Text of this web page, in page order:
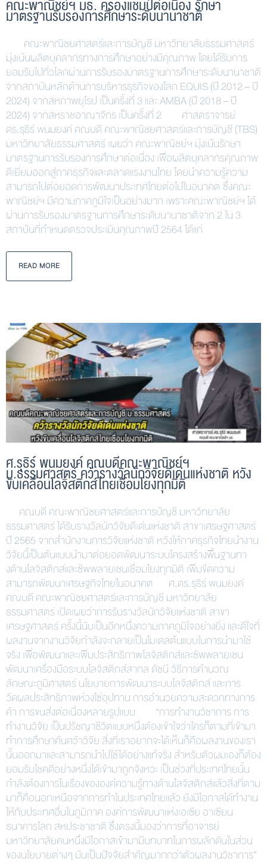
คณะพาณิชย์ฯ มธ. ครองแชมป์ต่อเนื่อง รักษา
มาตรฐานรับรองการศึกษาระดับนานาชาติ
คณะพาณิชยศาสตร์และการบัญชี มหาวิทยาลัยธรรมศาสตร์
มุ่งเน้นผลิตบุคลากรทางการศึกษาอย่างมีคุณภาพ โดยได้รับการ
ยอมรับไปทั่วโลกผ่านการรับรองมาตรฐานการศึกษาระดับนานาชาติ
จากสถาบันหลักด้านการบริหารธุรกิจของโลก EQUIS (ปี 2012 – ปี
2024) จากสหภาพยุโรป เป็นครั้งที่ 3 และ AMBA (ปี 2018 – ปี
2024) จากสหราชอาณาจักร เป็นครั้งที่ 2 ศาสตราจารย์
ดร.รุธิร์ พนมยงค์ คณบดี คณะพาณิชยศาสตร์และการบัญชี (TBS)
มหาวิทยาลัยธรรมศาสตร์ เผยว่า คณะพาณิชย์ฯ มุ่งเน้นรักษา
มาตรฐานการรับรองการศึกษาต่อเนื่อง เพื่อผลิตบุคลากรคุณภาพ
ดีเยี่ยมออกสู่ภาคธุรกิจและตลาดแรงงานไทย โดยนำความรู้ความ
สามารถไปต่อยอดการพัฒนาประเทศไทยต่อไปในอนาคต ซึ่งคณะ
พาณิชย์ฯ มีความภาคภูมิใจเป็นอย่างมาก เพราะคณะพาณิชย์ฯ ได้
ผ่านการรับรองมาตรฐานการศึกษาระดับนานาชาติจาก 2 ใน 3
สถาบันที่กำหนดตรวจประเมินคุณภาพปี 2564 ได้แก่
READ MORE
ศ.รุธิร์ พนมยงค์ คณบดีคณะพาณิชย์ฯ
ม.ธรรมศาสตร์ คว้ารางวัลนักวิจัยดีเด่นแห่งชาติ หวัง
ขับเคลื่อนโลจิสติกส์ไทยเชื่อมโยงทุกมิติ
คณบดี คณะพาณิชยศาสตร์และการบัญชี มหาวิทยาลัย
ธรรมศาสตร์ ได้รับรางวัลนักวิจัยดีเด่นแห่งชาติ สาขาเศรษฐศาสตร์
ปี 2565 จากสำนักงานการวิจัยแห่งชาติ หวังให้ภาคธุรกิจไทยนำงาน
วิจัยนี้เป็นต้นแบบนำมาต่อยอดพัฒนาระบบโครงสร้างพื้นฐานทา
งด้านโลจิสติกส์และซัพพลายเชนเชื่อมโยงทุกมิติ เพิ่มขีดความ
สามารถพัฒนาเศรษฐกิจไทยในอนาคต ศ.ดร.รุธิร์ พนมยงค์
คณบดี คณะพาณิชยศาสตร์และการบัญชี มหาวิทยาลัย
ธรรมศาสตร์ เปิดเผยว่าการรับรางวัลนักวิจัยแห่งชาติ สาขา
เศรษฐศาสตร์ ครั้งนี้นับเป็นอีกหนึ่งความภาคภูมิใจอย่างยิ่ง และดีใจที่
ผลงานจากงานวิจัยกำลังจะกลายเป็นโมเดลต้นแบบในการนำมาใช้
จริง เพื่อพัฒนาและเพิ่มประสิทธิภาพโลจิสติกส์และซัพพลายเชน
พัฒนาเครื่องมือระบบโลจิสติกส์สากล ดัชนี วิธีการคำนวณ
ลักษณะภูมิศาสตร์ นโยบายการพัฒนาระบบโลจิสติกส์ และการ
วัดผลประสิทธิภาพห่วงโซ่อุปทาน การอำนวยความสะดวกทางการ
ค้า การขนส่งต่อเนื่องหลายรูปแบบ “การทำงานวิชาการ การ
ทำงานวิจัย เป็นปรัชญาชีวิตแบบหนึ่งต้องเข้าใจว่าใครก็ตามที่เข้ามา
ทำการศึกษาค้นคว้าวิจัย สิ่งที่เราอยากจะได้เห็นก็คือผลงานของเรา
นั้นออกมาและสามารถนำไปใช้ได้อย่างแท้จริง สำหรับตัวผมเองก็ต้อง
ยอมรับโชคดีอย่างหนึ่งได้เข้ามาถูกจังหวะ เป็นช่วงที่ประเทศไทยนั้น
กำลังต้องการในเรื่องขององค์ความรู้ทางด้านโลจิสติกส์แล้วสิ่งที่ตาม
มาก็คือนอกเหนือจากการทำในประเทศไทยแล้ว ยังมีโอกาสได้ทำงาน
ให้กับประเทศอื่นในภูมิภาค องค์การพัฒนาแห่งเอเซีย อาเซียน
ธนาคารโลก สหประชาชาติ ซึ่งตรงนี้มองว่าการที่อาจารย์
มหาวิทยาลัยคนหนึ่งมีโอกาสเข้ามามีบทบาทในการผลักดันในส่วน
ของนโยบายต่างๆ มันเป็นปัจจัยสำคัญมากกว่าตัวผลงานวิชาการ”